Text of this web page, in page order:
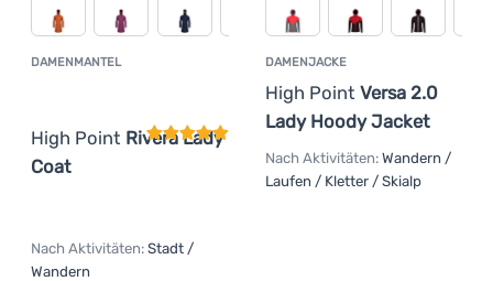
DAMENMANTEL
High Point Rivera Lady
Coat
Kundenbewertung
Nach Aktivitäten: Stadt /
Wandern
DAMENJACKE
High Point Versa 2.0
Lady Hoody Jacket
Nach Aktivitäten: Wandern /
Laufen / Kletter / Skialp